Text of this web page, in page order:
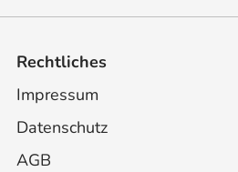
Rechtliches
Impressum
Datenschutz
AGB